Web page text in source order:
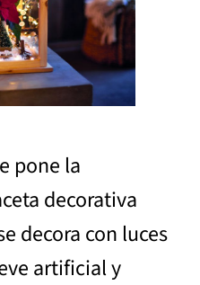
pone la
decorativa
decora con luces
artificial y